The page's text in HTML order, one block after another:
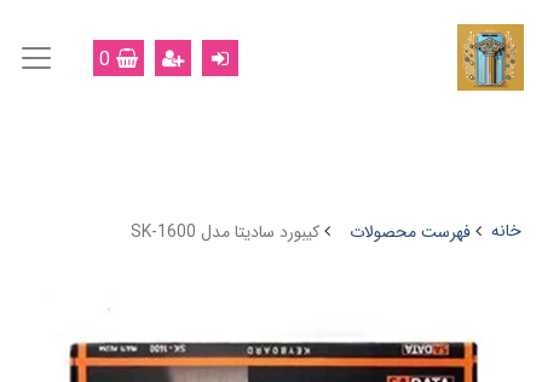
0
خانه فهرست محصولات کیبورد سادیتا مدل SK-1600